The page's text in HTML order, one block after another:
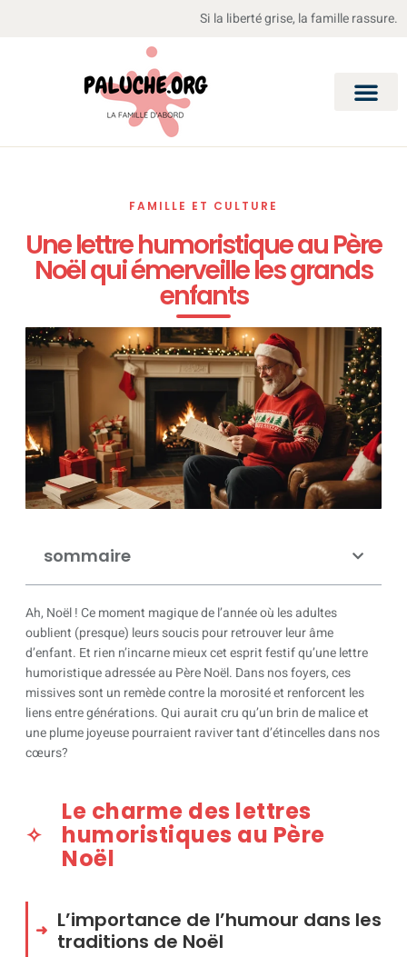
Si la liberté grise, la famille rassure.
FAMILLE ET CULTURE
Une lettre humoristique au Père
Noël qui émerveille les grands
enfants
sommaire
Ah, Noël ! Ce moment magique de l’année où les adultes
oublient (presque) leurs soucis pour retrouver leur âme
d’enfant. Et rien n’incarne mieux cet esprit festif qu’une lettre
humoristique adressée au Père Noël. Dans nos foyers, ces
missives sont un remède contre la morosité et renforcent les
liens entre générations. Qui aurait cru qu’un brin de malice et
une plume joyeuse pourraient raviver tant d’étincelles dans nos
cœurs?
Le charme des lettres
humoristiques au Père
Noël
L’importance de l’humour dans les
traditions de Noël